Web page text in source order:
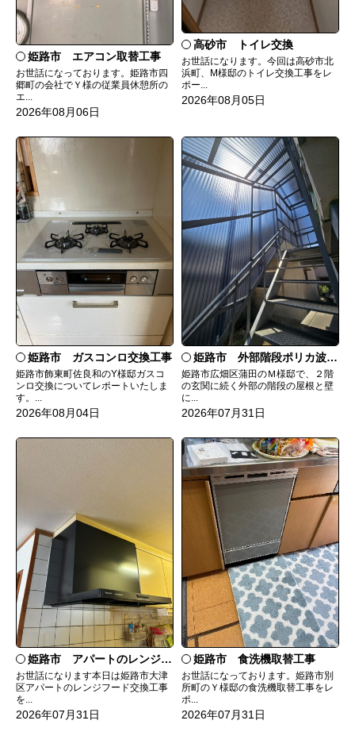
姫路市 エアコン取替工事
お世話になっております。姫路市四
郷町の会社でＹ様の従業員休憩所の
エ...
2026年08月06日
高砂市 トイレ交換
お世話になります。今回は高砂市北
浜町、M様邸のトイレ交換工事をレ
ポー...
2026年08月05日
姫路市 ガスコンロ交換工事
姫路市飾東町佐良和のY様邸ガスコ
ンロ交換についてレポートいたしま
す。...
2026年08月04日
姫路市 外部階段ポリカ波板張替工事
姫路市広畑区蒲田のＭ様邸で、２階
の玄関に続く外部の階段の屋根と壁
に...
2026年07月31日
姫路市 アパートのレンジフード交換
お世話になります本日は姫路市大津
区アパートのレンジフード交換工事
を...
2026年07月31日
姫路市 食洗機取替工事
お世話になっております。姫路市別
所町のＹ様邸の食洗機取替工事をレ
ポ...
2026年07月31日